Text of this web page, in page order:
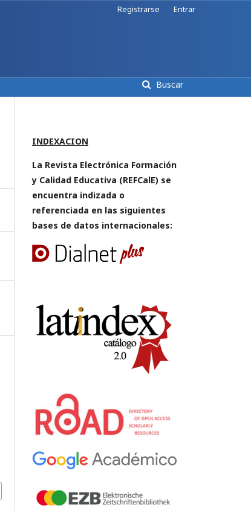
Buscar
Registrarse Entrar
INDEXACION
La Revista Electrónica Formación
y Calidad Educativa (REFCalE) se
encuentra indizada o
referenciada en las siguientes
bases de datos internacionales: